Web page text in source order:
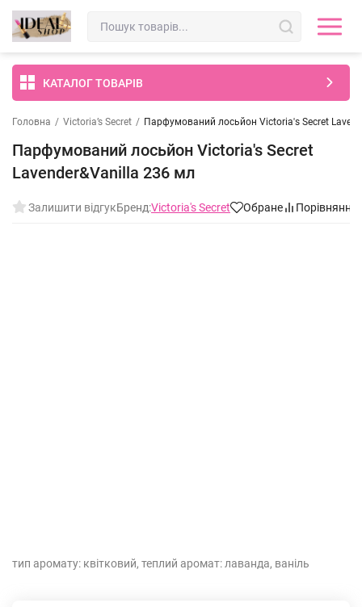
КАТАЛОГ ТОВАРІВ
Головна / Victoria’s Secret / Парфумований лосьйон Victoria's Secret
Парфумований лосьйон Victoria's Secret
Lavender&Vanilla 236 мл
Залишити відгукБренд:Victoria's Secret Обране Порівняння
тип аромату: квітковий, теплий аромат: лаванда, ваніль